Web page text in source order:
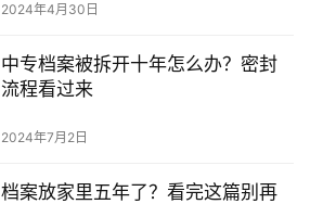
2024年4月30日
中专档案被拆开十年怎么办？密封
流程看过来
2024年7月2日
档案放家里五年了？看完这篇别再